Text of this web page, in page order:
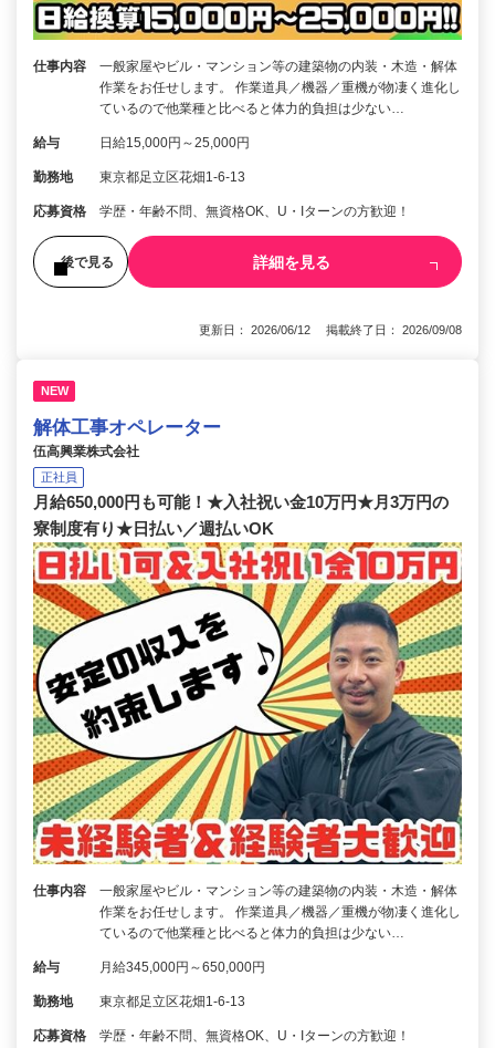
仕事内容
一般家屋やビル・マンション等の建築物の内装・木造・解体
作業をお任せします。 作業道具／機器／重機が物凄く進化し
ているので他業種と比べると体力的負担は少ない…
給与 日給15,000円～25,000円
勤務地 東京都足立区花畑1-6-13
応募資格 学歴・年齢不問、無資格OK、U・Iターンの方歓迎！
後で見る 詳細を見る
更新日： 2026/06/12 掲載終了日： 2026/09/08
NEW
解体工事オペレーター
伍高興業株式会社
正社員
月給650,000円も可能！★入社祝い金10万円★月3万円の
寮制度有り★日払い／週払いOK
仕事内容
一般家屋やビル・マンション等の建築物の内装・木造・解体
作業をお任せします。 作業道具／機器／重機が物凄く進化し
ているので他業種と比べると体力的負担は少ない…
給与 月給345,000円～650,000円
勤務地 東京都足立区花畑1-6-13
応募資格 学歴・年齢不問、無資格OK、U・Iターンの方歓迎！